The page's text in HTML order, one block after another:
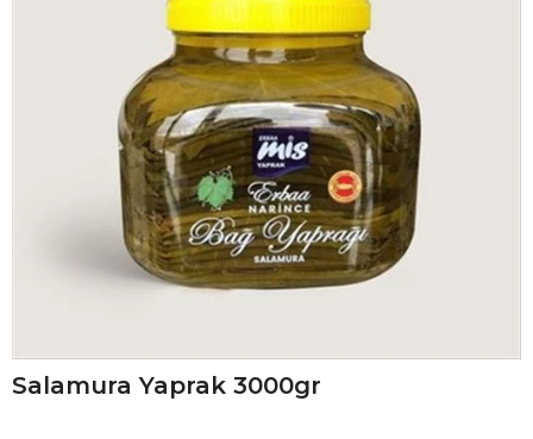
Salamura Yaprak 3000gr